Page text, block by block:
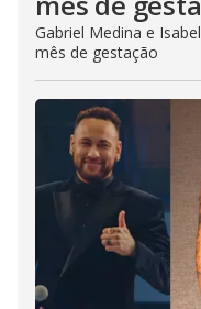
Gabriel Medina e
mês de gestação